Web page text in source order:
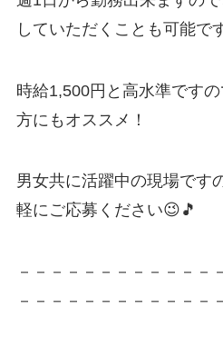
していただくことも可能で
時給1,500円と高水準です
方にもオススメ！
男女共に活躍中の現場です
軽にご応募ください😉🎵
－－－－－－－－－－－－
－－－－－－－－－－－－－